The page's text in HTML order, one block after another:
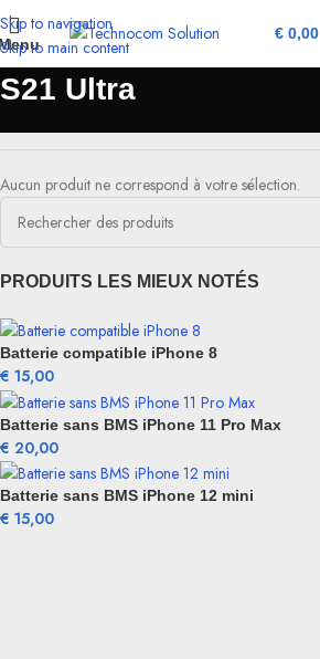
Skip to navigation
Skip to main content
€ 0,00
S21 Ultra
PRODUITS LES MIEUX NOTÉS
Batterie compatible iPhone 8
€ 15,00
Batterie sans BMS iPhone 11 Pro Max
€ 20,00
Batterie sans BMS iPhone 12 mini
€ 15,00
Aucun produit ne correspond à votre sélection.